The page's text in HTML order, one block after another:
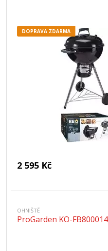
DOPRAVA ZDARMA
2 595 Kč
OHNIŠTĚ
ProGarden KO-